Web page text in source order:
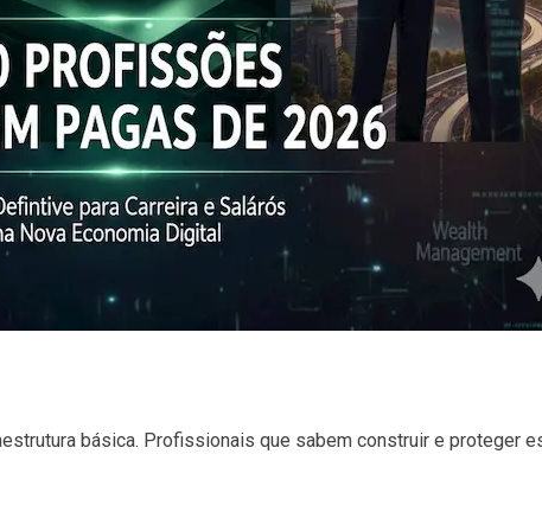
básica. Profissionais que sabem construir e proteger